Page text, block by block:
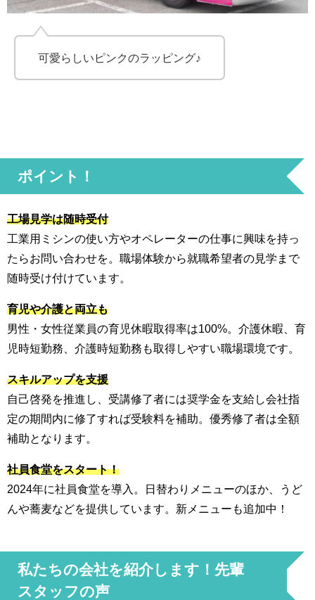
可愛らしいピンクのラッピング♪
ポイント！
工場見学は随時受付
工業用ミシンの使い方やオペレーターの仕事に興味を持っ
たらお問い合わせを。職場体験から就職希望者の見学まで
随時受け付けています。
育児や介護と両立も
男性・女性従業員の育児休暇取得率は100%。介護休暇、育
児時短勤務、介護時短勤務も取得しやすい職場環境です。
スキルアップを支援
自己啓発を推進し、受講修了者には奨学金を支給し会社指
定の期間内に修了すれば受験料を補助。優秀修了者は全額
補助となります。
社員食堂をスタート！
2024年に社員食堂を導入。日替わりメニューのほか、うど
んや蕎麦などを提供しています。新メニューも追加中！
私たちの会社を紹介します！先輩
スタッフの声